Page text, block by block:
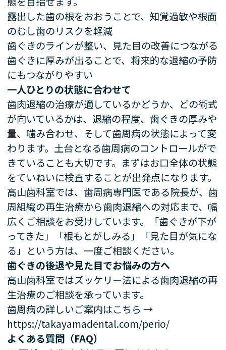
露出した歯の根をおおうことで、知覚過敏や根面
のむし歯のリスクを軽減
歯ぐきのラインが整い、見た目の改善につながる
歯ぐきに厚みが出ることで、将来的な退縮の予防
にもつながりやすい
一人ひとりの状態に合わせて
歯肉退縮の治療が適しているかどうか、どの術式
が向いているかは、退縮の程度、歯ぐきの厚みや
量、噛み合わせ、そして歯周病の状態によって変
わります。土台となる歯周病のコントロールがで
きていることも大切です。まずはお口全体の状態
をていねいに検査することが出発点になります。
高山歯科室では、歯周病専門医である院長が、歯
周組織の再生治療から歯肉退縮への対応まで、幅
広くご相談をお受けしています。「歯ぐきが下が
ってきた」「根もとがしみる」「見た目が気にな
る」という方は、一度ご相談ください。
歯ぐきの後退や見た目でお悩みの方へ
高山歯科室ではズッケリー法による歯肉退縮の再
生治療のご相談を承っています。
歯周病の詳しいご案内はこちら →
https://takayamadental.com/perio/
よくある質問（FAQ）